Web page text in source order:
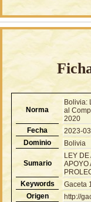
Norma
Bolivia:
al
2020
Fecha
2023-
Dominio
Bolivia
Sumario
LEY
APOYO
Keywords
Gaceta
Origen
http://